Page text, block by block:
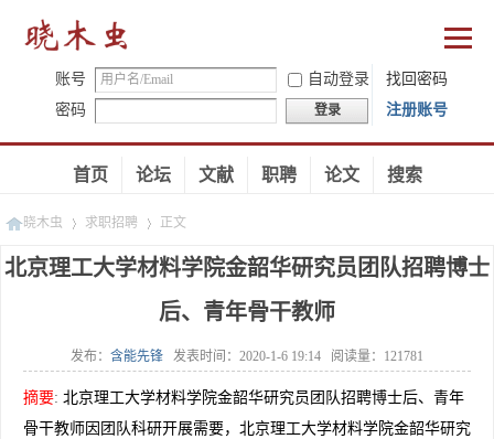
账号 自动登录
找回密码
密码
登录 注册账号
首页 论坛 文献 职聘 论文 搜索
晓木虫 求职招聘 正文
北京理工大学材料学院金韶华研究员团队招聘博士
后、青年骨干教师
发布： 含能先锋 发表时间： 2020-1-6 19:14 阅读量： 121781
摘要: 北京理工大学材料学院金韶华研究员团队招聘博士后、青年
骨干教师因团队科研开展需要，北京理工大学材料学院金韶华研究